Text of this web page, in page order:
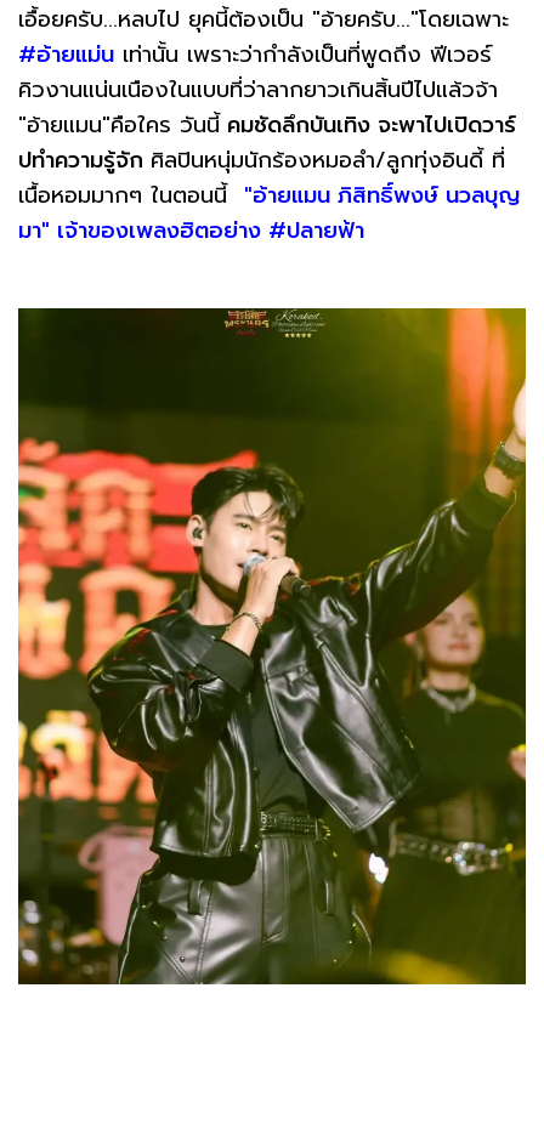
เอื้อยครับ...หลบไป ยุคนี้ต้องเป็น "อ้ายครับ..."โดยเฉพาะ
#อ้ายแม่น เท่านั้น เพราะว่ากำลังเป็นที่พูดถึง ฟีเวอร์
คิวงานแน่นเนืองในแบบที่ว่าลากยาวเกินสิ้นปีไปแล้วจ้า
"อ้ายแมน"คือใคร วันนี้คมชัดลึกบันเทิง จะพาไปเปิดวาร์
ปทำความรู้จัก ศิลปินหนุ่มนักร้องหมอลำ/ลูกทุ่งอินดี้ ที่
เนื้อหอมมากๆ ในตอนนี้ "อ้ายแมน ภิสิทธิ์พงษ์ นวลบุญ
มา" เจ้าของเพลงฮิตอย่าง #ปลายฟ้า